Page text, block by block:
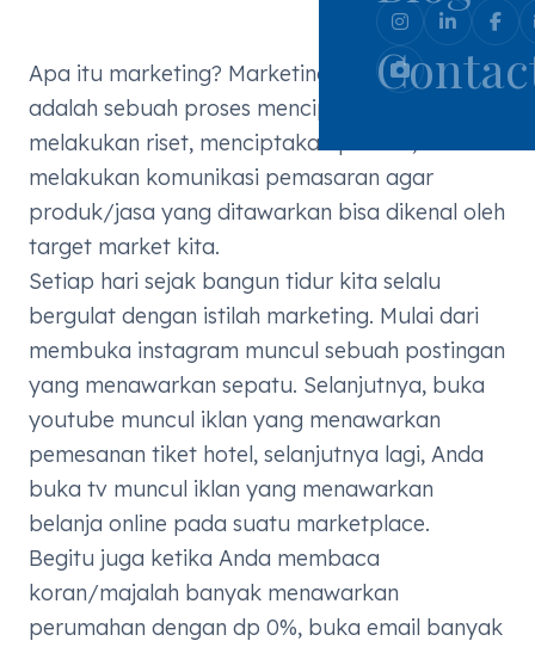
Apa itu marketing? Marketing bisa dikatakan
adalah sebuah proses menciptakan ide,
melakukan riset, menciptakan produk, dan
melakukan komunikasi pemasaran agar
produk/jasa yang ditawarkan bisa dikenal oleh
target market kita.
Setiap hari sejak bangun tidur kita selalu
bergulat dengan istilah marketing. Mulai dari
membuka instagram muncul sebuah postingan
yang menawarkan sepatu. Selanjutnya, buka
youtube muncul iklan yang menawarkan
pemesanan tiket hotel, selanjutnya lagi, Anda
buka tv muncul iklan yang menawarkan
belanja online pada suatu marketplace.
Begitu juga ketika Anda membaca
koran/majalah banyak menawarkan
perumahan dengan dp 0%, buka email banyak